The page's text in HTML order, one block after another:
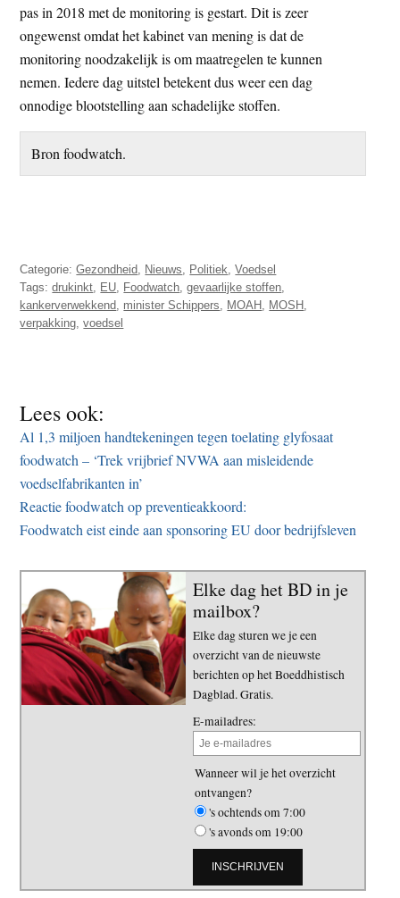
pas in 2018 met de monitoring is gestart. Dit is zeer
ongewenst omdat het kabinet van mening is dat de
monitoring noodzakelijk is om maatregelen te kunnen
nemen. Iedere dag uitstel betekent dus weer een dag
onnodige blootstelling aan schadelijke stoffen.
Bron foodwatch.
Categorie:Gezondheid, Nieuws, Politiek,Voedsel
Tags:drukinkt, EU, Foodwatch,gevaarlijke stoffen,
kankerverwekkend, minister Schippers, MOAH , MOSH ,
verpakking,voedsel
Lees ook:
Al 1,3 miljoen handtekeningen tegen toelating glyfosaat
foodwatch – ‘Trek vrijbrief NVWA aan misleidende
voedselfabrikanten in’
Reactie foodwatch op preventieakkoord:
Foodwatch eist einde aan sponsoring EU door bedrijfsleven
Elke dag het BD in je
mailbox?
Elke dag sturen we je een
overzicht van de nieuwste
berichten op het Boeddhistisch
Dagblad. Gratis.
E-mailadres:
Wanneer wil je het overzicht
ontvangen?
's ochtends om 7:00
's avonds om 19:00